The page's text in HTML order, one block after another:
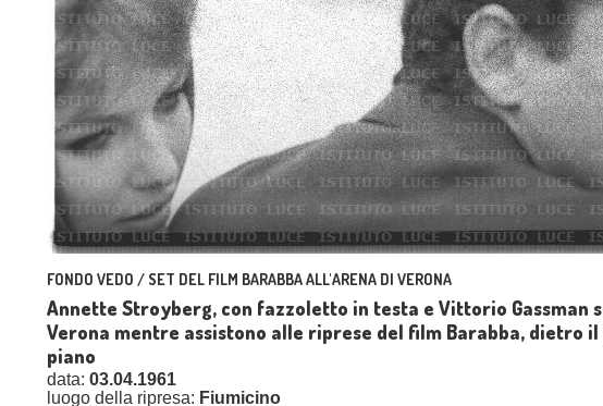
FONDO VEDO / SET DEL FILM BARABBA ALL'ARENA DI VERONA
Annette Stroyberg, con fazzoletto in testa e Vittorio Gassman
Verona mentre assistono alle riprese del film Barabba, dietro
piano
data: 03.04.1961
luogo della ripresa: Fiumicino